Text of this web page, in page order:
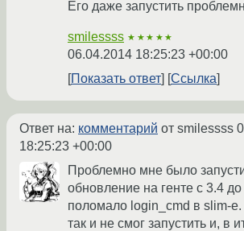
Его даже запустить
smilessss ★★★★★
06.04.2014 18:25:23 +00:00
Показать ответ
Ссылка
Ответ на: комментарий от smilessss
18:25:23 +00:00
Проблемно мне было
обновление на генте с 3.4
поломало login_cmd в slim-е.
так и не смог запустить и, в